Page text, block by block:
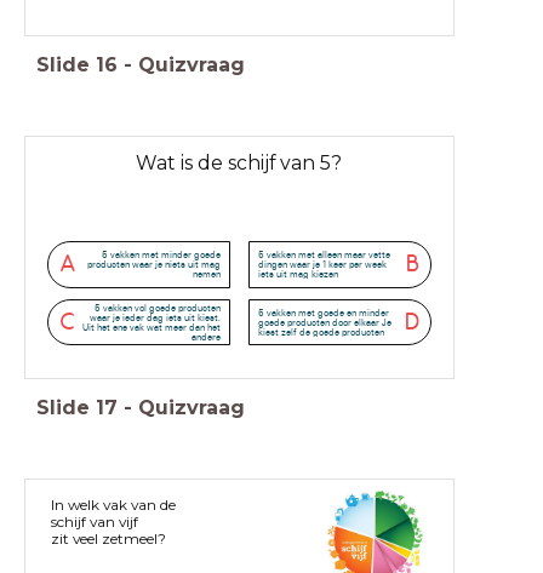
Slide 16 - Quizvraag
Wat is de schijf van 5?
A
5 vakken met minder goede
producten waar je niets uit mag
nemen
B
5 vakken met alleen maar vette
dingen waar je 1 keer per week
iets uit mag kiezen
C
5 vakken vol goede producten
waar je ieder dag iets uit kiest.
Uit het ene vak wat meer dan het
andere
D
5 vakken met goede en minder
goede producten door elkaar Je
kiest zelf de goede producten
Slide 17 - Quizvraag
In welk vak van de
schijf van vijf
zit veel zetmeel?